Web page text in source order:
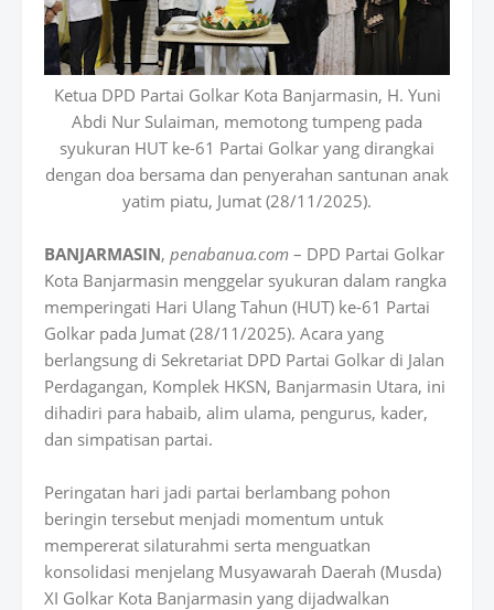
Ketua DPD Partai Golkar Kota Banjarmasin, H. Yuni
Abdi Nur Sulaiman, memotong tumpeng pada
syukuran HUT ke-61 Partai Golkar yang dirangkai
dengan doa bersama dan penyerahan santunan anak
yatim piatu, Jumat (28/11/2025).
BANJARMASIN, penabanua.com – DPD Partai Golkar
Kota Banjarmasin menggelar syukuran dalam rangka
memperingati Hari Ulang Tahun (HUT) ke-61 Partai
Golkar pada Jumat (28/11/2025). Acara yang
berlangsung di Sekretariat DPD Partai Golkar di Jalan
Perdagangan, Komplek HKSN, Banjarmasin Utara, ini
dihadiri para habaib, alim ulama, pengurus, kader,
dan simpatisan partai.
Peringatan hari jadi partai berlambang pohon
beringin tersebut menjadi momentum untuk
mempererat silaturahmi serta menguatkan
konsolidasi menjelang Musyawarah Daerah (Musda)
XI Golkar Kota Banjarmasin yang dijadwalkan